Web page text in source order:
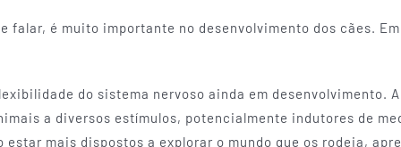
falar, é muito importante no desenvolvimento dos cães.
do sistema nervoso ainda em desenvolvimento.
a diversos estímulos, potencialmente indutores de
mais dispostos a explorar o mundo que os rodeia,